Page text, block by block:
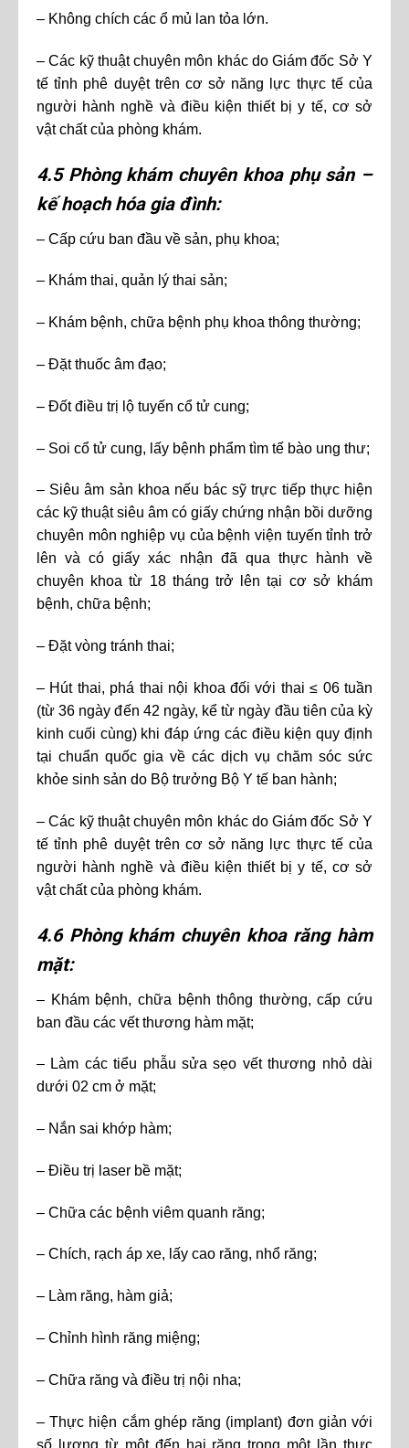
– Không chích các ổ mủ lan tỏa lớn.
– Các kỹ thuật chuyên môn khác do Giám đốc Sở Y
tế tỉnh phê duyệt trên cơ sở năng lực thực tế của
người hành nghề và điều kiện thiết bị y tế, cơ sở
vật chất của phòng khám.
4.5 Phòng khám chuyên khoa phụ sản –
kế hoạch hóa gia đình:
– Cấp cứu ban đầu về sản, phụ khoa;
– Khám thai, quản lý thai sản;
– Khám bệnh, chữa bệnh phụ khoa thông thường;
– Đặt thuốc âm đạo;
– Đốt điều trị lộ tuyến cổ tử cung;
– Soi cổ tử cung, lấy bệnh phẩm tìm tế bào ung thư;
– Siêu âm sản khoa nếu bác sỹ trực tiếp thực hiện
các kỹ thuật siêu âm có giấy chứng nhận bồi dưỡng
chuyên môn nghiệp vụ của bệnh viện tuyến tỉnh trở
lên và có giấy xác nhận đã qua thực hành về
chuyên khoa từ 18 tháng trở lên tại cơ sở khám
bệnh, chữa bệnh;
– Đặt vòng tránh thai;
– Hút thai, phá thai nội khoa đối với thai ≤ 06 tuần
(từ 36 ngày đến 42 ngày, kể từ ngày đầu tiên của kỳ
kinh cuối cùng) khi đáp ứng các điều kiện quy định
tại chuẩn quốc gia về các dịch vụ chăm sóc sức
khỏe sinh sản do Bộ trưởng Bộ Y tế ban hành;
– Các kỹ thuật chuyên môn khác do Giám đốc Sở Y
tế tỉnh phê duyệt trên cơ sở năng lực thực tế của
người hành nghề và điều kiện thiết bị y tế, cơ sở
vật chất của phòng khám.
4.6 Phòng khám chuyên khoa răng hàm
mặt:
– Khám bệnh, chữa bệnh thông thường, cấp cứu
ban đầu các vết thương hàm mặt;
– Làm các tiểu phẫu sửa sẹo vết thương nhỏ dài
dưới 02 cm ở mặt;
– Nắn sai khớp hàm;
– Điều trị laser bề mặt;
– Chữa các bệnh viêm quanh răng;
– Chích, rạch áp xe, lấy cao răng, nhổ răng;
– Làm răng, hàm giả;
– Chỉnh hình răng miệng;
– Chữa răng và điều trị nội nha;
– Thực hiện cắm ghép răng (implant) đơn giản với
số lượng từ một đến hai răng trong một lần thực